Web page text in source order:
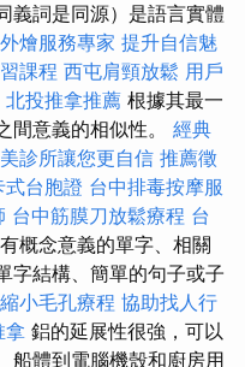
義詞是同源）是語言實體
燴服務專家 提升自信魅
課程 西屯肩頸放鬆 用戶
北投推拿推薦 根據其最一
間意義的相似性。 經典
診所讓您更自信 推薦徵
台胞證 台中排毒按摩服
台中筋膜刀放鬆療程 台
概念意義的單字、相關
字結構、簡單的句子或子
小毛孔療程 協助找人行
拿 鋁的延展性很強，可以
船體到電腦機殼和廚房用